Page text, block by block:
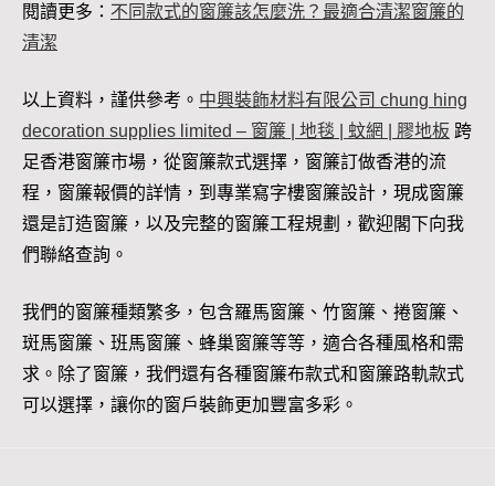
閱讀更多： 不同款式的窗簾該怎麼洗？最適合清潔窗簾的
清潔
以上資料，謹供參考。 中興裝飾材料有限公司 chung hing
decoration supplies limited – 窗簾 | 地毯 | 蚊網 | 膠地板 跨
足香港窗簾市場，從窗簾款式選擇，窗簾訂做香港的流
程，窗簾報價的詳情，到專業寫字樓窗簾設計，現成窗簾
還是訂造窗簾，以及完整的窗簾工程規劃，歡迎閣下向我
們聯絡查詢。
我們的窗簾種類繁多，包含羅馬窗簾、竹窗簾、捲窗簾、
斑馬窗簾、班馬窗簾、蜂巢窗簾等等，適合各種風格和需
求。除了窗簾，我們還有各種窗簾布款式和窗簾路軌款式
可以選擇，讓你的窗戶裝飾更加豐富多彩。